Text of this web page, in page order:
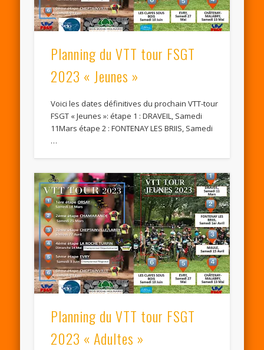
Planning du VTT tour FSGT
2023 « Jeunes »
Voici les dates définitives du prochain VTT-tour
FSGT « Jeunes »: étape 1 : DRAVEIL, Samedi
11Mars étape 2 : FONTENAY LES BRIIS, Samedi
…
Planning du VTT tour FSGT
2023 « Adultes »